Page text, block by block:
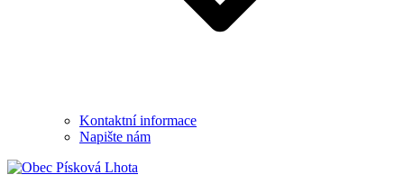
Kontaktní informace
Napište nám